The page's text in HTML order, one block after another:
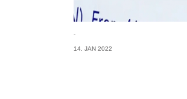
-
14. JAN 2022